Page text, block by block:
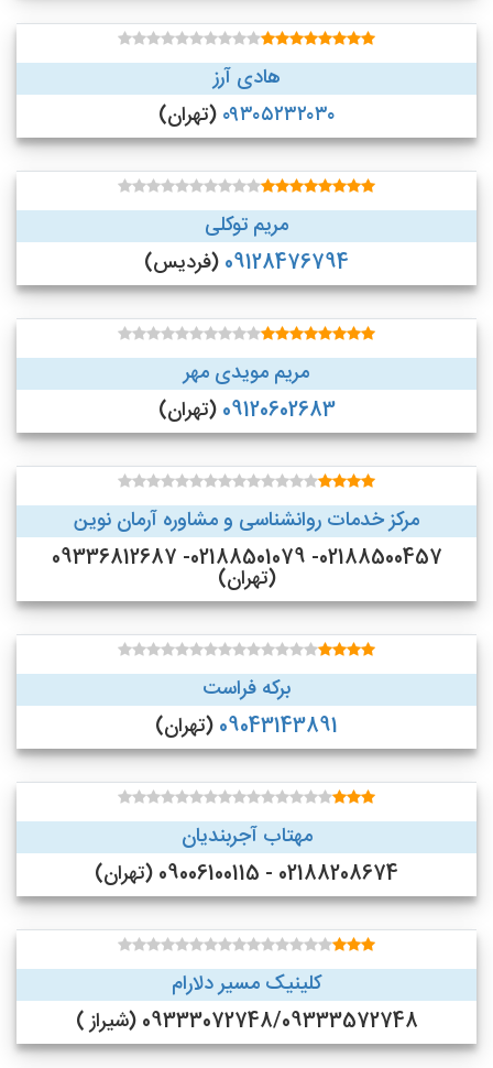
هادی آرز
۰۹۳۰۵۲۳۲۰۳۰ (تهران)
مریم توکلی
09128476794 (فردیس)
مریم مویدی مهر
09120602683 (تهران)
مرکز خدمات روانشناسی و مشاوره آرمان نوین
02188500457- 02188501079- 09336812687
(تهران)
برکه فراست
09043143891 (تهران)
مهتاب آجربندیان
02188208674 - 09006100115 (تهران)
کلینیک مسیر دلارام
09333072748/09333572748 (شیراز )